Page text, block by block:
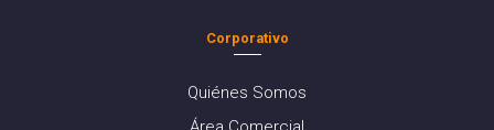
Corporativo
Quiénes Somos